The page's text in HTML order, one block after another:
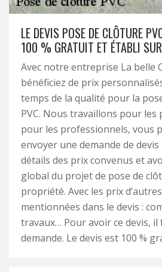
LE DEVIS POSE DE CLÔTURE
100 % GRATUIT ET ÉTABLI
Avec notre entreprise La belle
bénéficiez de prix
temps de la qualité pour la
PVC. Nous travaillons pour les
pour les professionnels, vous
envoyer une demande de
détails des prix convenus et
global du projet de pose de
propriété. Avec les prix
mentionnées dans le devis :
travaux… Pour avoir ce devis,
demande. Le devis est 100 %